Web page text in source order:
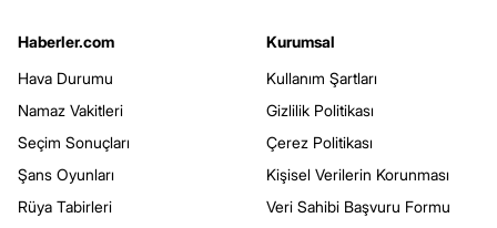
Haberler.com
Hava Durumu
Namaz Vakitleri
Seçim Sonuçları
Şans Oyunları
Rüya Tabirleri
Kurumsal
Kullanım Şartları
Gizlilik Politikası
Çerez Politikası
Kişisel Verilerin Korunması
Veri Sahibi Başvuru Formu